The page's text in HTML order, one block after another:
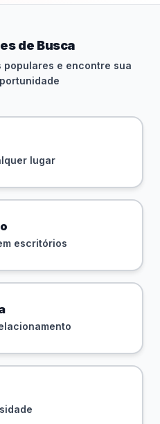
de Busca
populares e encontre sua
lugar
escritórios